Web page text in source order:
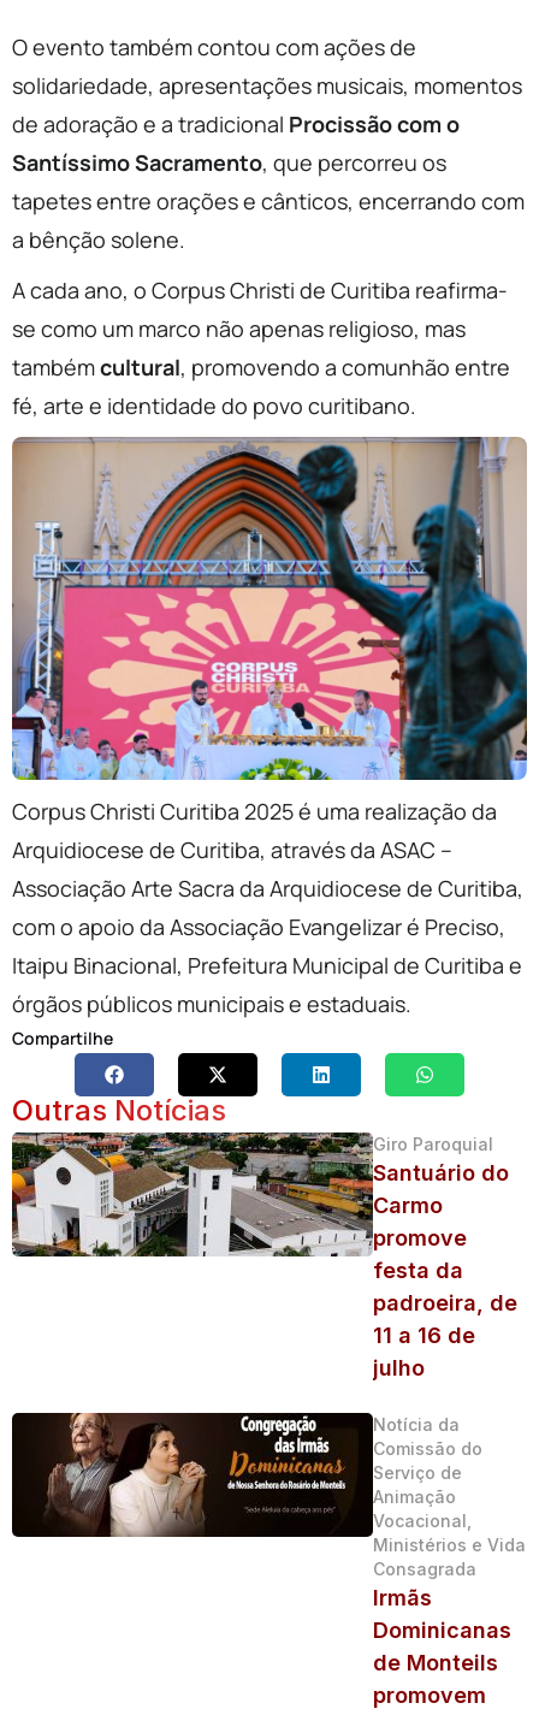
O evento também contou com ações de
solidariedade, apresentações musicais, momentos
de adoração e a tradicional Procissão com o
Santíssimo Sacramento, que percorreu os
tapetes entre orações e cânticos, encerrando com
a bênção solene.
A cada ano, o Corpus Christi de Curitiba reafirma-
se como um marco não apenas religioso, mas
tambémcultural, promovendo a comunhão entre
fé, arte e identidade do povo curitibano.
Corpus Christi Curitiba 2025 é uma realização da
Arquidiocese de Curitiba, através da ASAC –
Associação Arte Sacra da Arquidiocese de Curitiba,
com o apoio da Associação Evangelizar é Preciso,
Itaipu Binacional, Prefeitura Municipal de Curitiba e
órgãos públicos municipais e estaduais.
Compartilhe
Outras Notícias
Giro Paroquial
Santuário do
Carmo
promove
festa da
padroeira, de
11 a 16 de
julho
Notícia da
Comissão do
Serviço de
Animação
Vocacional,
Ministérios e Vida
Consagrada
Irmãs
Dominicanas
de Monteils
promovem